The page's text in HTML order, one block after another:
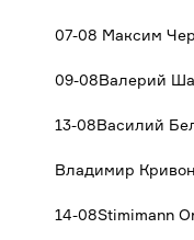
07-08 Максим
09-08Валерий
13-08Василий
Владимир
14-08Stimimann